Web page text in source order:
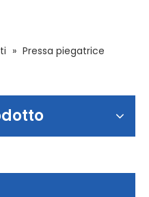
» Pressa piegatrice